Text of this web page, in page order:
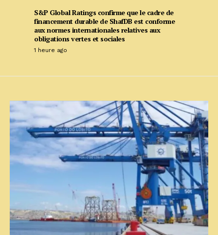
S&P Global Ratings confirme que le cadre de
financement durable de ShafDB est conforme
aux normes internationales relatives aux
obligations vertes et sociales
1 heure ago